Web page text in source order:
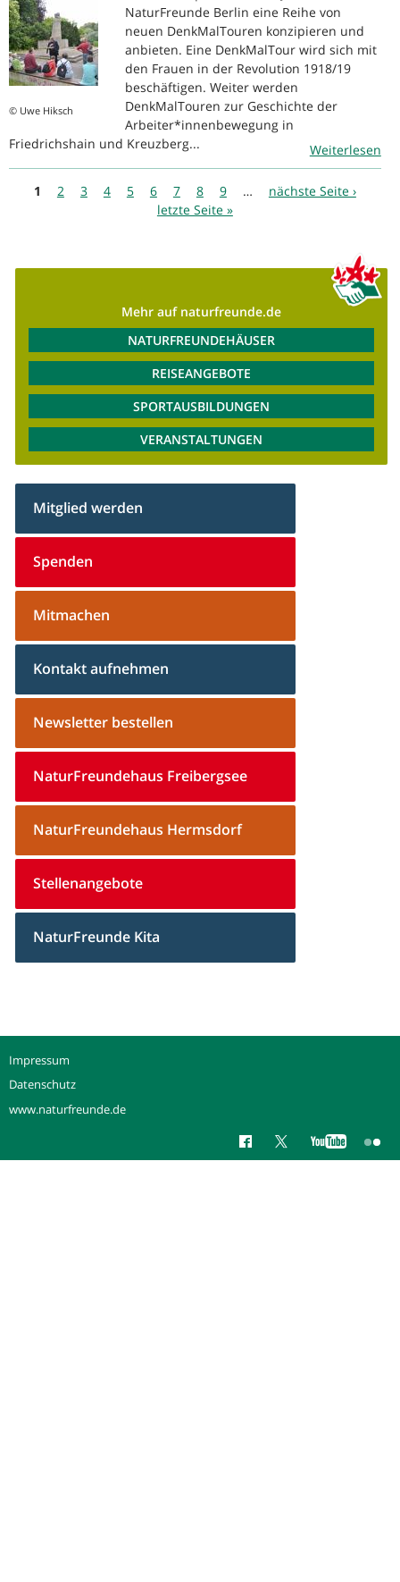
© Uwe Hiksch
NaturFreunde Berlin eine Reihe von
neuen DenkMalTouren konzipieren und
anbieten. Eine DenkMalTour wird sich mit
den Frauen in der Revolution 1918/19
beschäftigen. Weiter werden
DenkMalTouren zur Geschichte der
Arbeiter*innenbewegung in
Friedrichshain und Kreuzberg...
Weiterlesen
Seiten
1 2 3 4 5 6 7 8 9 …
nächste Seite ›
letzte Seite »
Mehr auf naturfreunde.de
NATURFREUNDEHÄUSER
REISEANGEBOTE
SPORTAUSBILDUNGEN
VERANSTALTUNGEN
Mitglied werden
Spenden
Mitmachen
Kontakt aufnehmen
Newsletter bestellen
NaturFreundehaus Freibergsee
NaturFreundehaus Hermsdorf
Stellenangebote
NaturFreunde Kita
Impressum
Datenschutz
www.naturfreunde.de